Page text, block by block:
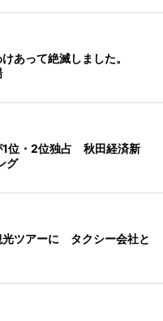
あって絶滅しました。
1位・2位独占 秋田経済新
グ
光ツアーに タクシー会社と